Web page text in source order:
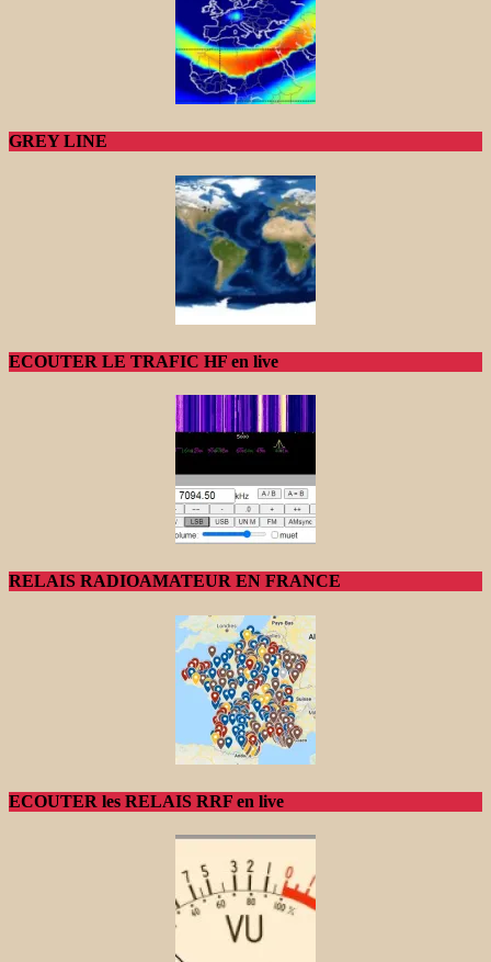
GREY LINE
ECOUTER LE TRAFIC HF en live
RELAIS RADIOAMATEUR EN FRANCE
ECOUTER les RELAIS RRF en live